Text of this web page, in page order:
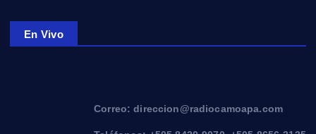
En Vivo
Correo: direccion@radiocamoapa.com